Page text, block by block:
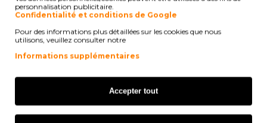
10 UN.
personnalisation publicitaire.
Confidentialité et conditions de Google
Pour des informations plus détaillées sur les cookies que nous
utilisons, veuillez consulter notre
Informations supplémentaires
Accepter tout